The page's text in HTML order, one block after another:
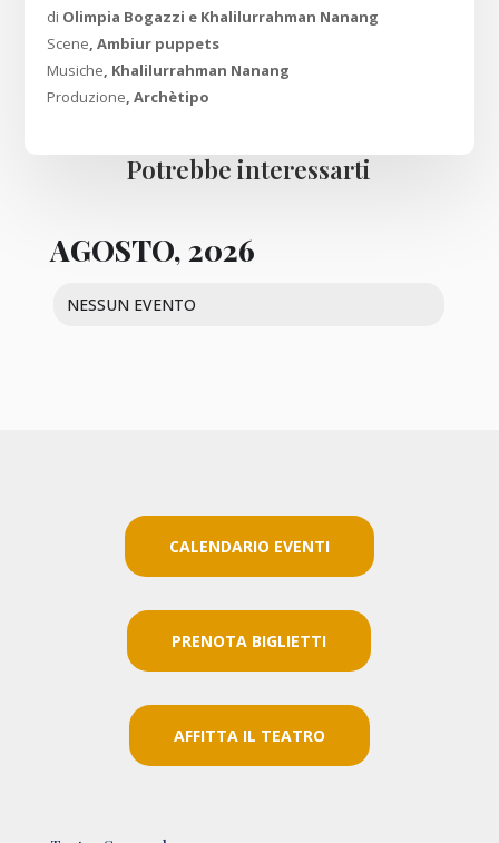
di Olimpia Bogazzi e Khalilurrahman Nanang
Scene , Ambiur puppets
Musiche , Khalilurrahman Nanang
Produzione , Archètipo
Potrebbe interessarti
AGOSTO, 2026
NESSUN EVENTO
CALENDARIO EVENTI
PRENOTA BIGLIETTI
AFFITTA IL TEATRO